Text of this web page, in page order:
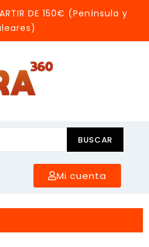
DE 150€ (Península y
BUSCAR
Mi cuenta